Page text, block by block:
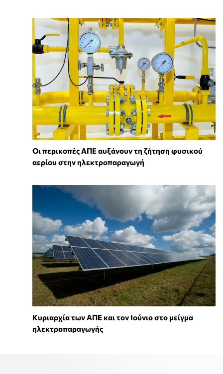
Οι περικοπές ΑΠΕ αυξάνουν τη ζήτηση φυσικού
αερίου στην ηλεκτροπαραγωγή
Κυριαρχία των ΑΠΕ και τον Ιούνιο στο μείγμα
ηλεκτροπαραγωγής